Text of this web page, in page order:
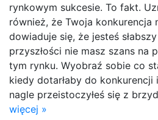
rynkowym sukcesie. To fakt.
również, że Twoja konkurencja
dowiaduje się, że jesteś
przyszłości nie masz szans na
tym rynku. Wyobraź sobie co
kiedy dotarłaby do
nagle przeistoczyłeś się z
więcej »